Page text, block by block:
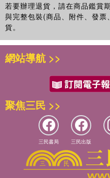
第六章 民族革命之壯瀾
第一節 太平天國革命之背景
第二節 太平天國之前驅
第三節 太平天國的興亡
第四節 太平天國革命的影響
第一節 曾國藩之經世學與湘軍
第二節 曾國藩與自強運動
第三節 湘淮軍代興之關係
第四節 李鴻章及自強運動
第八章 西方帝國主義之壓迫
第一節 同光間之政治
第二節 帝國主義之性質
第三節 西北邊境之侵削
若要辦理退貨，請在商品鑑賞
與完整包裝(商品、附件、發
貨。
網站導航 >>
聚焦三民 >>
三民書局 三民出版